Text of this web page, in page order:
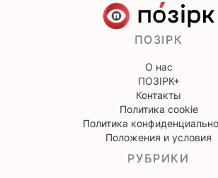
ПОЗІРК
О нас
ПОЗІРК+
Контакты
Политика cookie
Политика
Положения и условия
РУБРИКИ